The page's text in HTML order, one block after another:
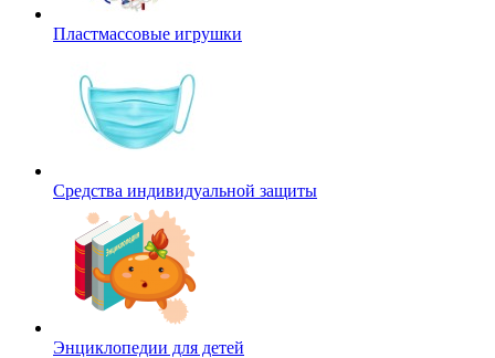
Пластмассовые игрушки
Средства индивидуальной защиты
Энциклопедии для детей